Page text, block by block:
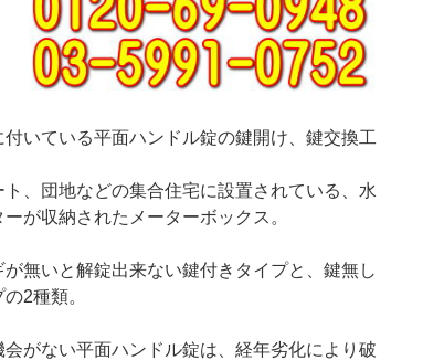
付いている平面ハンドル錠の鍵開け、鍵交換工
、団地などの集合住宅に設置されている、水
が収納されたメーターボックス。
無いと解錠出来ない鍵付きタイプと、鍵無し
2種類。
がない平面ハンドル錠は、経年劣化により破